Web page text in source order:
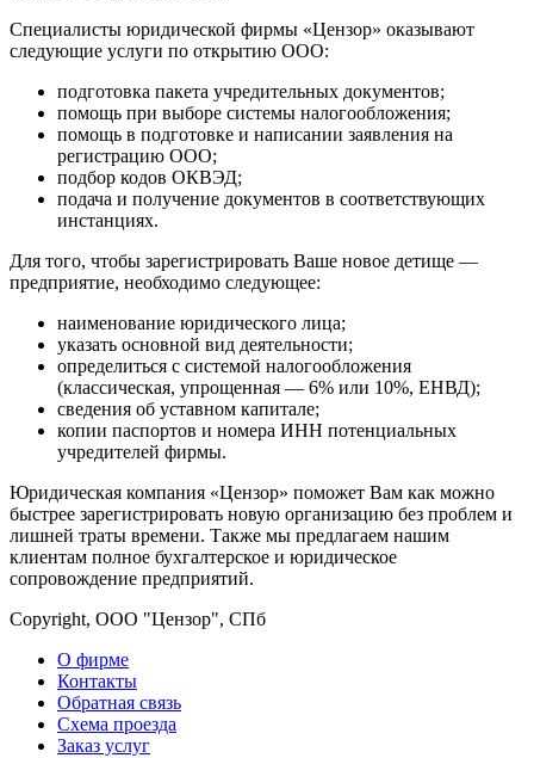
Специалисты юридической фирмы «Цензор» оказывают
следующие услуги по открытию ООО:
подготовка пакета учредительных документов;
помощь при выборе системы налогообложения;
помощь в подготовке и написании заявления на
регистрацию ООО;
подбор кодов ОКВЭД;
подача и получение документов в соответствующих
инстанциях.
Для того, чтобы зарегистрировать Ваше новое детище —
предприятие, необходимо следующее:
наименование юридического лица;
указать основной вид деятельности;
определиться с системой налогообложения
(классическая, упрощенная — 6% или 10%, ЕНВД);
сведения об уставном капитале;
копии паспортов и номера ИНН потенциальных
учредителей фирмы.
Юридическая компания «Цензор» поможет Вам как можно
быстрее зарегистрировать новую организацию без проблем и
лишней траты времени. Также мы предлагаем нашим
клиентам полное бухгалтерское и юридическое
сопровождение предприятий.
Copyright, ООО "Цензор", СПб
О фирме
Контакты
Обратная связь
Схема проезда
Заказ услуг